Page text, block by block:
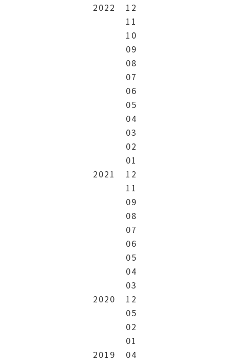
2022
12
11
10
09
08
07
06
05
04
03
02
01
2021
12
11
09
08
07
06
05
04
03
2020
12
05
02
01
2019
04